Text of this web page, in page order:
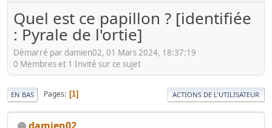
Quel est ce papillon ? [identifiée
: Pyrale de l'ortie]
Démarré par damien02, 01 Mars 2024, 18:37:19
0 Membres et 1 Invité sur ce sujet
EN BAS Pages 1 ACTIONS DE L'UTILISATEUR
damien02